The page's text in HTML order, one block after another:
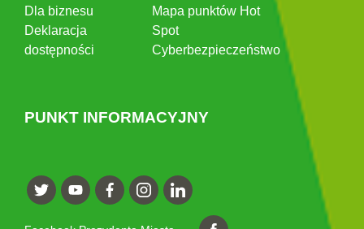
Dla biznesu
Deklaracja
dostępności
Mapa punktów Hot
Spot
Cyberbezpieczeństwo
PUNKT INFORMACYJNY